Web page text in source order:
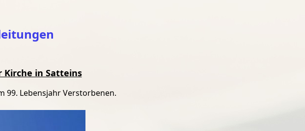
Kirche in Satteins
99. Lebensjahr Verstorbenen.